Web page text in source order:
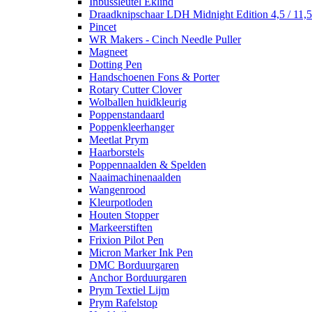
Draadknipschaar LDH Midnight Edition 4,5 /
Pincet
WR Makers - Cinch Needle Puller
Magneet
Dotting Pen
Handschoenen Fons & Porter
Rotary Cutter Clover
Wolballen huidkleurig
Poppenstandaard
Poppenkleerhanger
Meetlat Prym
Haarborstels
Poppennaalden & Spelden
Naaimachinenaalden
Wangenrood
Kleurpotloden
Houten Stopper
Markeerstiften
Frixion Pilot Pen
Micron Marker Ink Pen
DMC Borduurgaren
Anchor Borduurgaren
Prym Textiel Lijm
Prym Rafelstop